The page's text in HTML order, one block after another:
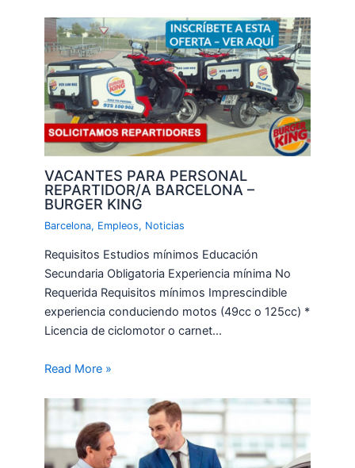
VACANTES PARA PERSONAL
REPARTIDOR/A BARCELONA –
BURGER KING
Barcelona, Empleos, Noticias
Requisitos Estudios mínimos Educación
Secundaria Obligatoria Experiencia mínima No
Requerida Requisitos mínimos Imprescindible
experiencia conduciendo motos (49cc o 125cc) *
Licencia de ciclomotor o carnet…
Read More »